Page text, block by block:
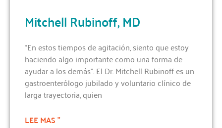
Mitchell Rubinoff, MD
“En estos tiempos de agitación, siento que estoy
haciendo algo importante como una forma de
ayudar a los demás”. El Dr. Mitchell Rubinoff es un
gastroenterólogo jubilado y voluntario clínico de
larga trayectoria, quien
LEE MAS "